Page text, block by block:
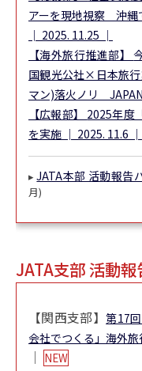
アーを現地視察 沖縄
│ 2025. 11.25 │
【海外旅行推進部】
国観光公社×日本旅
マン)落火ノリ JAPAN
【広報部】 2025年度
を実施 │ 2025. 11.6 │
▸JATA本部 活動報告
月)
JATA支部 活動報
【関西支部】第17
会社でつくる」海外
│
NEW